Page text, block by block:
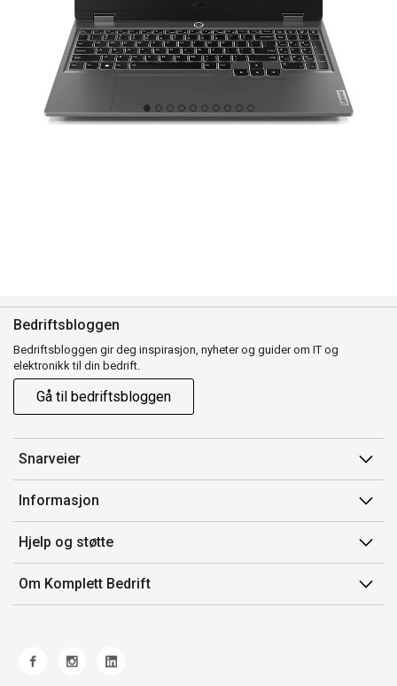
Bedriftsbloggen
Bedriftsbloggen gir deg inspirasjon, nyheter og guider om IT og
elektronikk til din bedrift.
Gå til bedriftsbloggen
Snarveier
Min side
Ordreoversikt
Mine produkter
Informasjon
Salgsbetingelser
Avtalevilkår for Komplett Bedrift Pluss
Produsenter
Hjelp og støtte
Kontakt oss
Retur
Ofte stilte spørsmål
Om Komplett Bedrift